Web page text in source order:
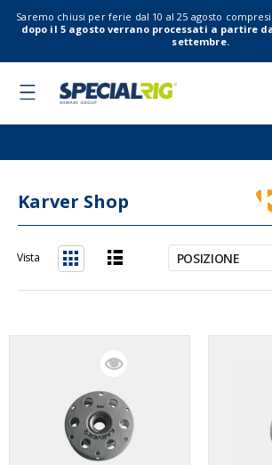
Saremo chiusi per ferie dal 10 al 25 agosto
dopo il 5 agosto verrano processati a partire
settembre.
Toggle
Karver Shop
Vista